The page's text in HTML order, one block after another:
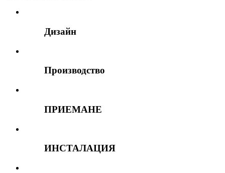
Дизайн
Производство
ПРИЕМАНЕ
ИНСТАЛАЦИЯ